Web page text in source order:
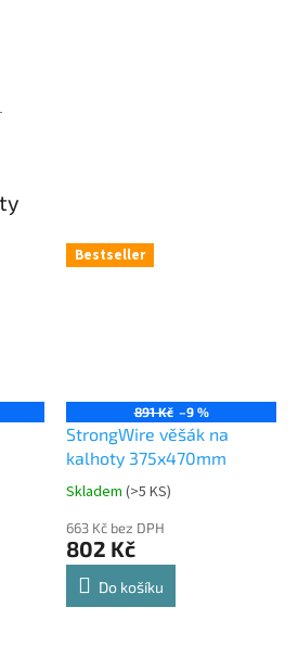
Bestseller
891 Kč –9 %
StrongWire věšák na
kalhoty 375x470mm
Průměrné
produktu
je
4,8
Skladem (>5 KS)
663 Kč bez DPH
802 Kč
Do košíku